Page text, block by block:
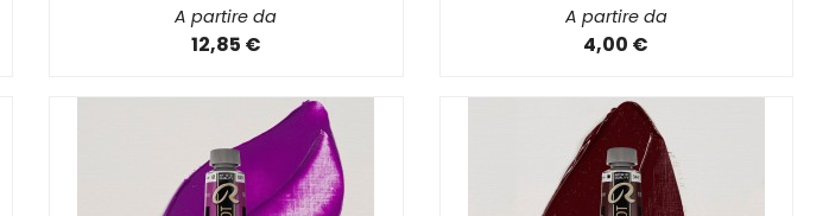
A partire da
12,85 €
A partire da
4,00 €